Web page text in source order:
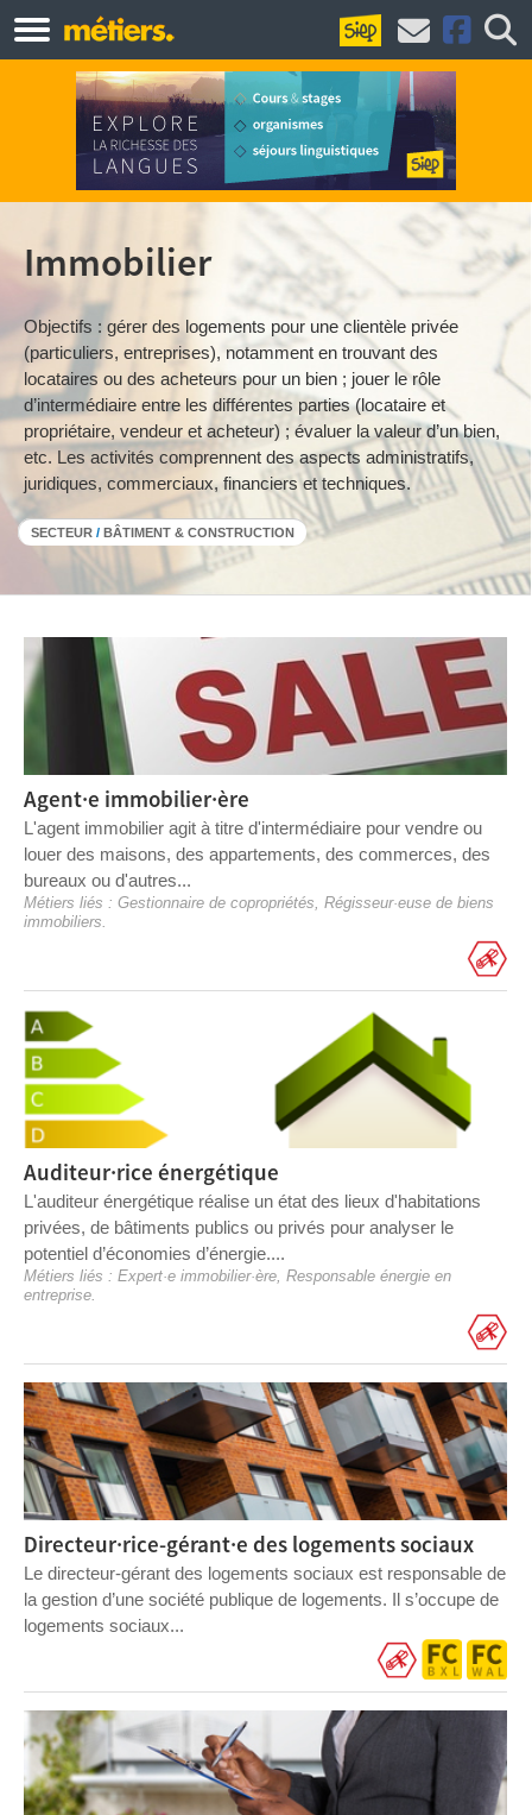
Immobilier
Objectifs : gérer des logements pour une clientèle privée
(particuliers, entreprises), notamment en trouvant des
locataires ou des acheteurs pour un bien ; jouer le rôle
d’intermédiaire entre les différentes parties (locataire et
propriétaire, vendeur et acheteur) ; évaluer la valeur d’un bien,
etc. Les activités comprennent des aspects administratifs,
juridiques, commerciaux, financiers et techniques.
SECTEUR / BÂTIMENT & CONSTRUCTION
Agent·e immobilier·ère
L'agent immobilier agit à titre d'intermédiaire pour vendre ou
louer des maisons, des appartements, des commerces, des
bureaux ou d'autres...
Métiers liés : Gestionnaire de copropriétés, Régisseur·euse de biens
immobiliers.
Auditeur·rice énergétique
L'auditeur énergétique réalise un état des lieux d'habitations
privées, de bâtiments publics ou privés pour analyser le
potentiel d’économies d’énergie....
Métiers liés : Expert·e immobilier·ère Responsable énergie en
entreprise
Directeur·rice-gérant·e des logements sociaux
Le directeur-gérant des logements sociaux est responsable de
la gestion d’une société publique de logements. Il s’occupe de
logements sociaux...